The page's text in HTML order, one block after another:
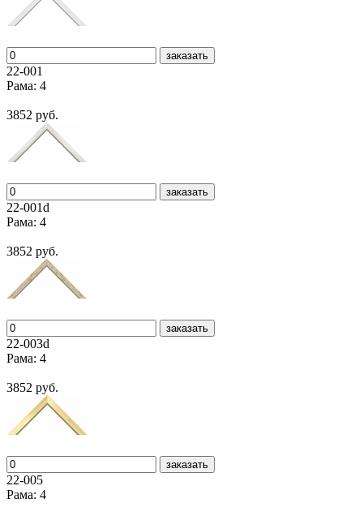
заказать
22-001
Рама: 4
3852 руб.
заказать
22-001d
Рама: 4
3852 руб.
заказать
22-003d
Рама: 4
3852 руб.
заказать
22-005
Рама: 4